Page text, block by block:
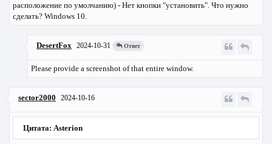
расположение по умолчанию) - Нет кнопки "установить". Что нужно
сделать? Windows 10.
DesertFox 2024-10-31 Ответ
Please provide a screenshot of that entire window.
sector2000 2024-10-16
Цитата: Asterion